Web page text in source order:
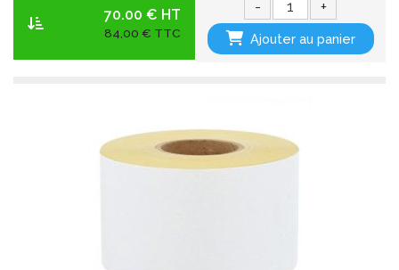
70.00 € HT
84,00 € TTC
- +
Ajouter au panier